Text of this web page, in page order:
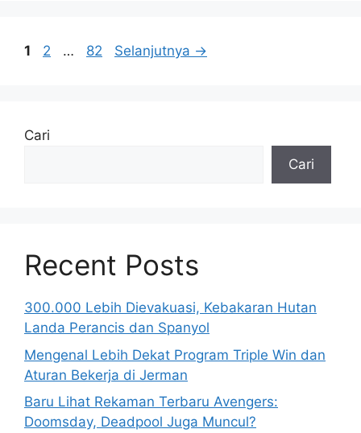
Halaman
1 Halaman
2 … Halaman
82 Selanjutnya →
Cari
Cari
Recent Posts
300.000 Lebih Dievakuasi, Kebakaran Hutan
Landa Perancis dan Spanyol
Mengenal Lebih Dekat Program Triple Win dan
Aturan Bekerja di Jerman
Baru Lihat Rekaman Terbaru Avengers:
Doomsday, Deadpool Juga Muncul?